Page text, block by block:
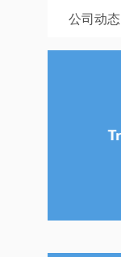
公司动态